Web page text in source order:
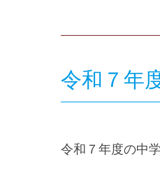
令和７年
令和７年度の中